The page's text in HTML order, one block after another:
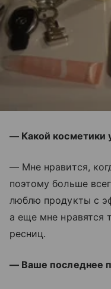
— Какой косметики
— Мне нравится,
поэтому больше
люблю продукты с
а еще мне нравятся
ресниц.
— Ваше последнее